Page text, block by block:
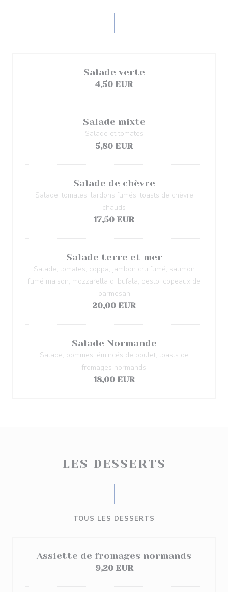
Salade verte
4,50 EUR
Salade mixte
Salade et tomates
5,80 EUR
Salade de chèvre
Salade, tomates, lardons fumés, toasts de chèvre
chauds
17,50 EUR
Salade terre et mer
Salade, tomates, coppa, jambon cru fumé, saumon
fumé maison, mozzarella di bufala, pesto, copeaux de
parmesan
20,00 EUR
Salade Normande
Salade, pommes, émincés de poulet, toasts de
fromages normands
18,00 EUR
LES DESSERTS
TOUS LES DESSERTS
Assiette de fromages normands
9,20 EUR